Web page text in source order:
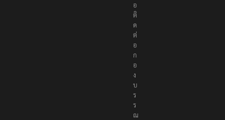
อ
ติ
ด
ต่
อ
ก
อ
ง
บ
ร
ร
ณ